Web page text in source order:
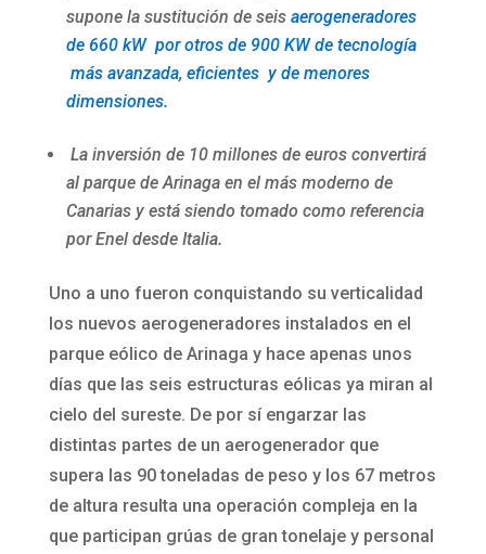
supone la sustitución de seis aerogeneradores
de 660 kW por otros de 900 KW de tecnología
más avanzada, eficientes y de menores
dimensiones.
La inversión de 10 millones de euros convertirá
al parque de Arinaga en el más moderno de
Canarias y está siendo tomado como referencia
por Enel desde Italia.
Uno a uno fueron conquistando su verticalidad
los nuevos aerogeneradores instalados en el
parque eólico de Arinaga y hace apenas unos
días que las seis estructuras eólicas ya miran al
cielo del sureste. De por sí engarzar las
distintas partes de un aerogenerador que
supera las 90 toneladas de peso y los 67 metros
de altura resulta una operación compleja en la
que participan grúas de gran tonelaje y personal